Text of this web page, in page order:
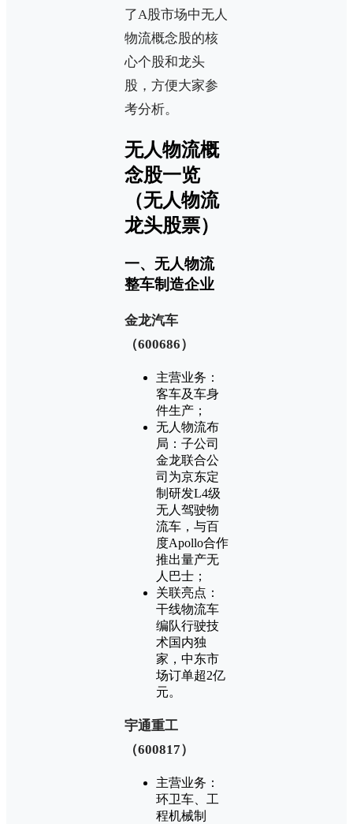
了A股市场中无人
物流概念股的核
心个股和龙头
股，方便大家参
考分析。
无人物流概
念股一览
（无人物流
龙头股票）
一、无人物流
整车制造企业
金龙汽车
（600686）‌
主营业务：
客车及车身
件生产；
无人物流布
局：子公司
金龙联合公
司为京东定
制研发L4级
无人驾驶物
流车，与百
度Apollo合作
推出量产无
人巴士；
关联亮点：
干线物流车
编队行驶技
术国内独
家，中东市
场订单超2亿
元。
‌宇通重工
（600817）‌
主营业务：
环卫车、工
程机械制